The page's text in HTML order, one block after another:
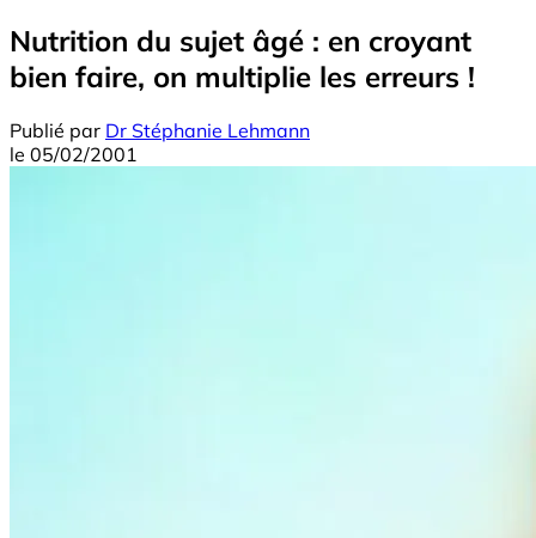
Nutrition du sujet âgé : en croyant
bien faire, on multiplie les erreurs !
Publié par Dr Stéphanie Lehmann
le 05/02/2001